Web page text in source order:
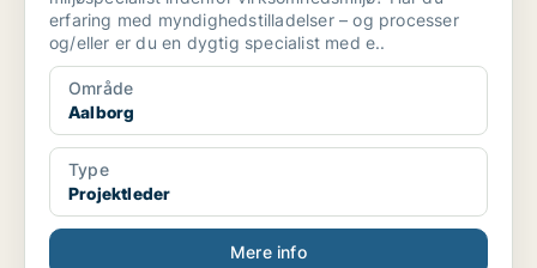
erfaring med myndighedstilladelser – og processer
og/eller er du en dygtig specialist med e..
Område
Aalborg
Type
Projektleder
Mere info